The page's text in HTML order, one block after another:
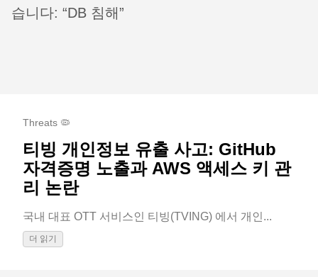
습니다: “DB 침해”
Threats 🦠
티빙 개인정보 유출 사고: GitHub
자격증명 노출과 AWS 액세스 키 관
리 논란
국내 대표 OTT 서비스인 티빙(TVING) 에서 개인...
더 읽기